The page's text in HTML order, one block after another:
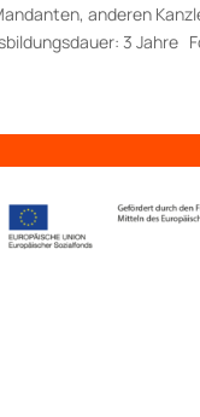
anderen
3 Jahre